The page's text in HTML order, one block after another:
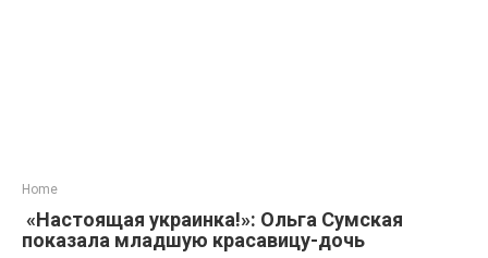
Home
«Настоящая украинка!»: Ольга Сумская
показала младшую красавицу-дочь